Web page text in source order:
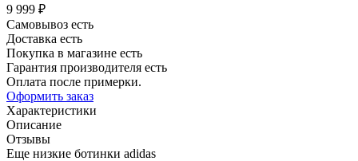
9 999 ₽
Самовывоз есть
Доставка есть
Покупка в магазине есть
Гарантия производителя есть
Оплата после примерки.
Оформить заказ
Характеристики
Описание
Отзывы
Еще низкие ботинки adidas